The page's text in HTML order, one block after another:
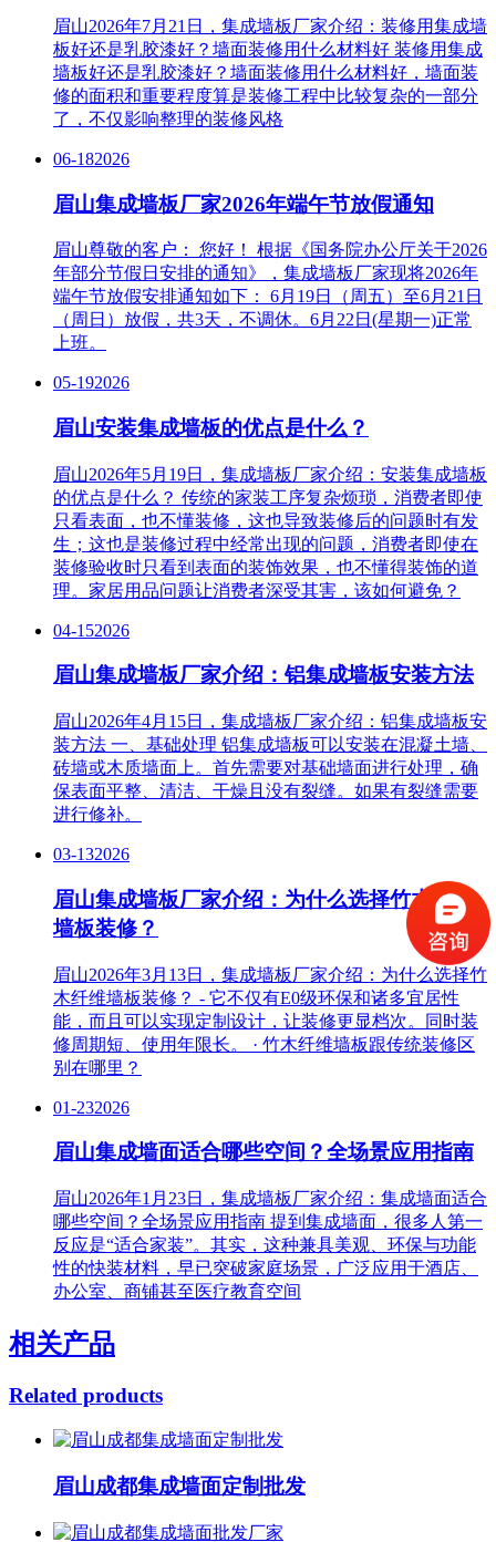
眉山2026年7月21日，集成墙板厂家介绍：装修用集成墙
板好还是乳胶漆好？墙面装修用什么材料好 装修用集成
墙板好还是乳胶漆好？墙面装修用什么材料好，墙面装
修的面积和重要程度算是装修工程中比较复杂的一部分
了，不仅影响整理的装修风格
06-182026
眉山集成墙板厂家2026年端午节放假通知
眉山尊敬的客户： 您好！ 根据《国务院办公厅关于2026
年部分节假日安排的通知》，集成墙板厂家现将2026年
端午节放假安排通知如下： 6月19日（周五）至6月21日
（周日）放假，共3天，不调休。6月22日(星期一)正常
上班。
05-192026
眉山安装集成墙板的优点是什么？
眉山2026年5月19日，集成墙板厂家介绍：安装集成墙板
的优点是什么？ 传统的家装工序复杂烦琐，消费者即使
只看表面，也不懂装修，这也导致装修后的问题时有发
生；这也是装修过程中经常出现的问题，消费者即使在
装修验收时只看到表面的装饰效果，也不懂得装饰的道
理。家居用品问题让消费者深受其害，该如何避免？
04-152026
眉山集成墙板厂家介绍：铝集成墙板安装方法
眉山2026年4月15日，集成墙板厂家介绍：铝集成墙板安
装方法 一、基础处理 铝集成墙板可以安装在混凝土墙、
砖墙或木质墙面上。首先需要对基础墙面进行处理，确
保表面平整、清洁、干燥且没有裂缝。如果有裂缝需要
进行修补。
03-132026
眉山集成墙板厂家介绍：为什么选择竹木纤维
墙板装修？
眉山2026年3月13日，集成墙板厂家介绍：为什么选择竹
木纤维墙板装修？ - 它不仅有E0级环保和诸多宜居性
能，而且可以实现定制设计，让装修更显档次。同时装
修周期短、使用年限长。 · 竹木纤维墙板跟传统装修区
别在哪里？
01-232026
眉山集成墙面适合哪些空间？全场景应用指南
眉山2026年1月23日，集成墙板厂家介绍：集成墙面适合
哪些空间？全场景应用指南 提到集成墙面，很多人第一
反应是“适合家装”。其实，这种兼具美观、环保与功能
性的快装材料，早已突破家庭场景，广泛应用于酒店、
办公室、商铺甚至医疗教育空间
相关产品
Related products
眉山成都集成墙面定制批发